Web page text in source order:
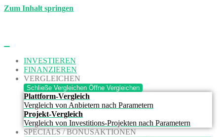
Zum Inhalt springen
INVESTIEREN
FINANZIEREN
VERGLEICHEN
Schließe Vergleichen Öffne Vergleichen
Plattform-Vergleich
Vergleich von Anbietern nach Parametern
Projekt-Vergleich
Vergleich von Investitions-Projekten nach Parametern
SPECIALS / BONUSAKTIONEN